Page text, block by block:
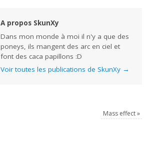
A propos SkunXy
Dans mon monde à moi il n'y a que des
poneys, ils mangent des arc en ciel et
font des caca papillons :D
Voir toutes les publications de SkunXy →
Mass effect»